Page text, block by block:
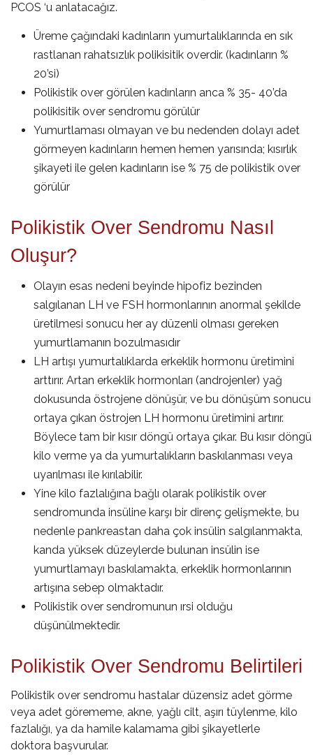
PCOS ‘u anlatacağız.
Üreme çağındaki kadınların yumurtalıklarında en sık
rastlanan rahatsızlık polikisitik overdir. (kadınların %
20’si)
Polikistik over görülen kadınların anca % 35- 40’da
polikisitik over sendromu görülür
Yumurtlaması olmayan ve bu nedenden dolayı adet
görmeyen kadınların hemen hemen yarısında; kısırlık
şikayeti ile gelen kadınların ise % 75 de polikistik over
görülür
Polikistik Over Sendromu Nasıl
Oluşur?
Olayın esas nedeni beyinde hipofiz bezinden
salgılanan LH ve FSH hormonlarının anormal şekilde
üretilmesi sonucu her ay düzenli olması gereken
yumurtlamanın bozulmasıdır
LH artışı yumurtalıklarda erkeklik hormonu üretimini
arttırır. Artan erkeklik hormonları (androjenler) yağ
dokusunda östrojene dönüşür, ve bu dönüşüm sonucu
ortaya çıkan östrojen LH hormonu üretimini artırır.
Böylece tam bir kısır döngü ortaya çıkar. Bu kısır döngü
kilo verme ya da yumurtalıkların baskılanması veya
uyarılması ile kırılabilir.
Yine kilo fazlalığına bağlı olarak polikistik over
sendromunda insüline karşı bir direnç gelişmekte, bu
nedenle pankreastan daha çok insülin salgılanmakta,
kanda yüksek düzeylerde bulunan insülin ise
yumurtlamayı baskılamakta, erkeklik hormonlarının
artışına sebep olmaktadır.
Polikistik over sendromunun ırsi olduğu
düşünülmektedir.
Polikistik Over Sendromu Belirtileri
Polikistik over sendromu hastalar düzensiz adet görme
veya adet görememe, akne, yağlı cilt, aşırı tüylenme, kilo
fazlalığı, ya da hamile kalamama gibi şikayetlerle
doktora başvurular.